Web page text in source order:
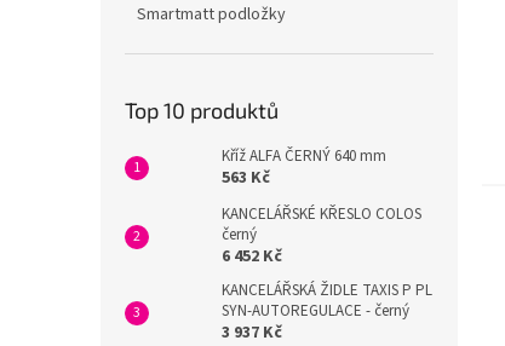
Smartmatt podložky
Top 10 produktů
Kříž ALFA ČERNÝ 640 mm
563 Kč
KANCELÁŘSKÉ KŘESLO COLOS
černý
6 452 Kč
KANCELÁŘSKÁ ŽIDLE TAXIS P PL
SYN-AUTOREGULACE - černý
3 937 Kč